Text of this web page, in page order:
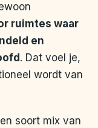
ruimtes waar
en
. Dat voel je,
wordt van
soort mix van